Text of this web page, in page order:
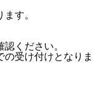
す。
認ください。
の受け付けとなりま